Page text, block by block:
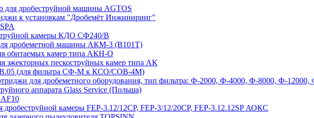
для дробеструйной машины AGTOS
к установкам "Дробемёт Инжиниринг"
камеры КДО СФ240/В
дробеметной машины АКМ-3 (В101Т)
обитаемых камер типа АКН-О
эжекторных пескоструйных камер типа АК
(для фильтра СФ-М к КСО/СОВ-4М)
для дробеметного оборудования, тип фильтра: Ф-2000, Ф-4000, Ф-8000, Ф-12000,
аппарата Glass Service (Польша)
дробеструйной камеры FEP-3.12/12СР, FEP-3/12/20CP, FEP-3.12.12SP АОКС